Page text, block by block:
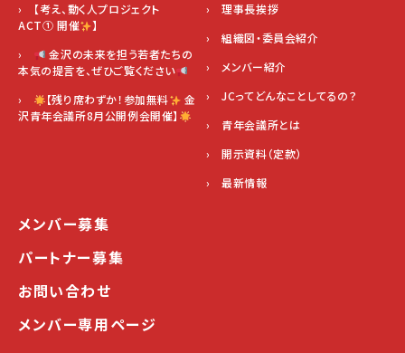
› 【考え、動く人プロジェクト
ACT① 開催
】
›
金沢の未来を担う若者たちの
本気の提言を、ぜひご覧ください
›
【残り席わずか！参加無料
金
沢青年会議所8月公開例会開催】
› 理事長挨拶
› 組織図・委員会紹介
› メンバー紹介
› JCってどんなことしてるの？
› 青年会議所とは
› 開示資料（定款）
› 最新情報
メンバー募集
パートナー募集
お問い合わせ
メンバー専用ページ